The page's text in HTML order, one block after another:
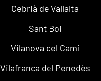
Cebrià de Vallalta
Sant Boi
Vilanova del Camí
Vilafranca del Penedès